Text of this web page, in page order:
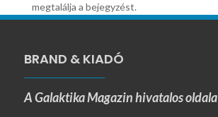
megtalálja a bejegyzést.
BRAND & KIADÓ
A Galaktika Magazin hivatalos oldala